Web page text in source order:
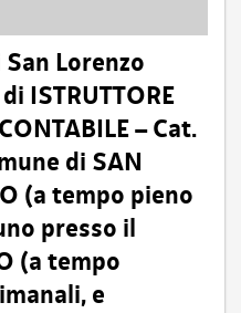
Lorenzo
ISTRUTTORE
– Cat.
di SAN
(a tempo pieno
presso il
(a tempo
e